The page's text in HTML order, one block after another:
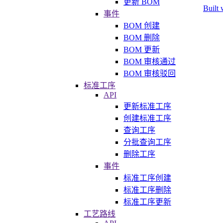
事件
BOM 创建
BOM 删除
BOM 更新
BOM 审核通过
BOM 审核驳回
标准工序
API
更新标准工序
创建标准工序
查询工序
分批查询工序
删除工序
事件
标准工序创建
标准工序删除
标准工序更新
工艺路线
Built